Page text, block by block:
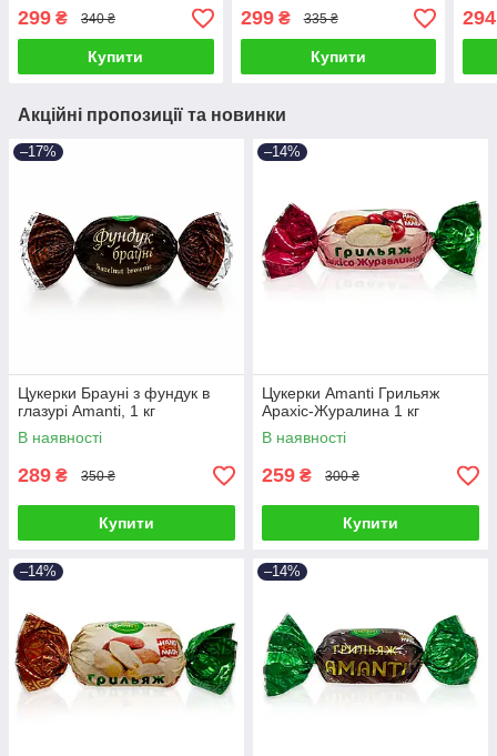
299 ₴ 340 ₴
Купити
299₴ 335 ₴
Купити
294
Акційні пропозиції та новинки
–17%
Цукерки Брауні з фундук в
глазурі Amanti, 1 кг
В наявності
289 ₴ 350 ₴
Купити
–14%
Цукерки Amanti Грильяж
Арахіс-Журалина 1 кг
В наявності
259 ₴ 300 ₴
Купити
–14% –14%